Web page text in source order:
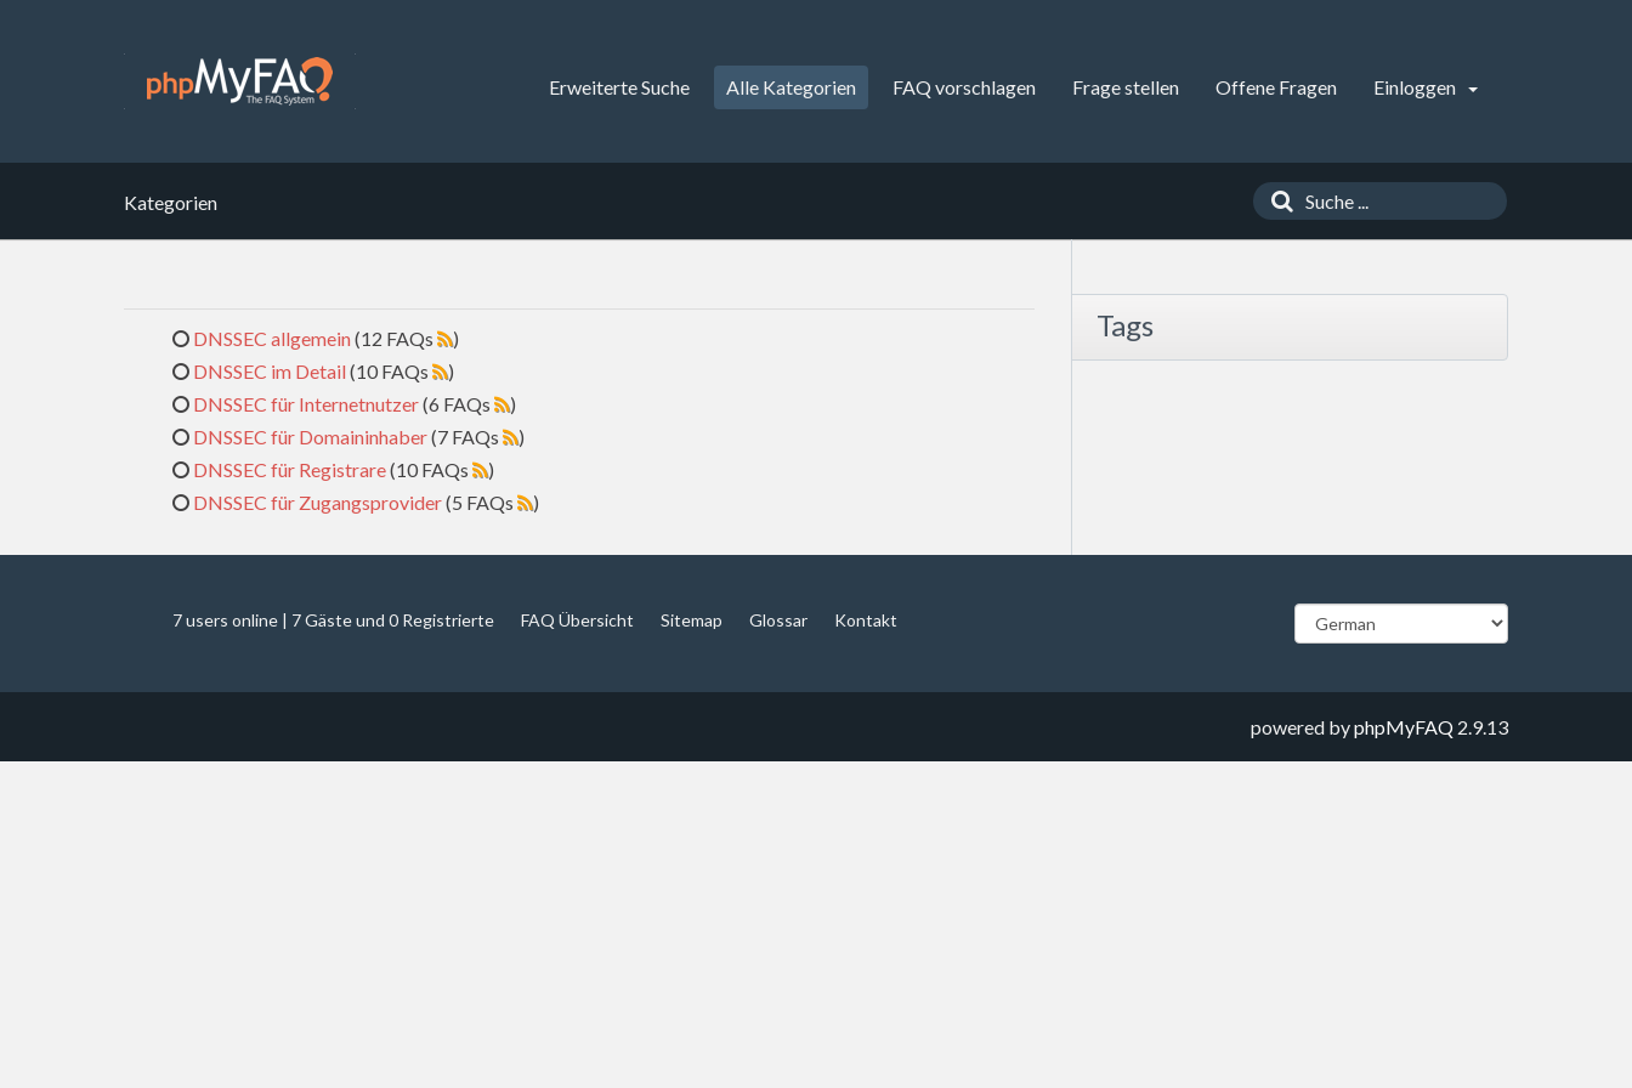
Erweiterte Suche Alle Kategorien FAQ vorschlagen Frage stellen Offene Fragen Einloggen
Kategorien
DNSSEC allgemein(12 FAQs
)
DNSSEC im Detail(10 FAQs
)
DNSSEC für Internetnutzer(6 FAQs
)
DNSSEC für Domaininhaber(7 FAQs
)
DNSSEC für Registrare(10 FAQs
)
DNSSEC für Zugangsprovider(5 FAQs )
Tags
7 users online | 7 Gäste und 0 Registrierte FAQ Übersicht Sitemap Glossar Kontakt
powered byphpMyFAQ 2.9.13